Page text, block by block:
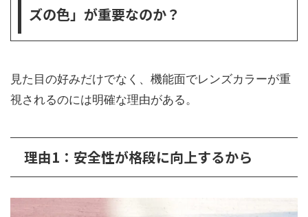
ズの色」が重要なのか？
見た目の好みだけでなく、機能面でレンズカラーが重
視されるのには明確な理由がある。
理由1：安全性が格段に向上するから